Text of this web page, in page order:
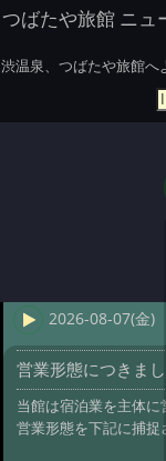
つばたや旅館 ニュ
渋温泉、つばたや旅館へ
2026-08-07(金)
営業形態につきま
当館は宿泊業を主体に
営業形態を下記に捕捉